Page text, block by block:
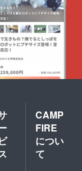
ビ
CAMP
FIRE
につい
て